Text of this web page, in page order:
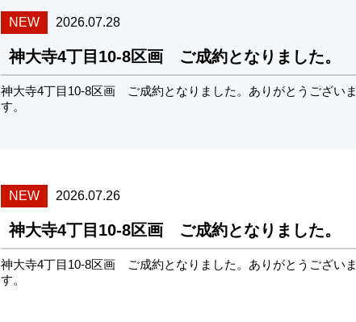
NEW 2026.07.28
神大寺4丁目10-8区画 ご成約となりました。
神大寺4丁目10-8区画 ご成約となりました。ありがとうございま
す。
NEW 2026.07.26
神大寺4丁目10-8区画 ご成約となりました。
神大寺4丁目10-8区画 ご成約となりました。ありがとうございま
す。